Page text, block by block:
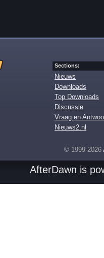
Sections:
Nieuws
Downloads
Top Downloads
Discussie
Vraag en
Nieuws2.nl
© 1999-2026
AfterDawn is